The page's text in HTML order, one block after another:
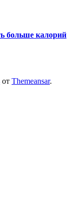
больше калорий
от Themeansar.